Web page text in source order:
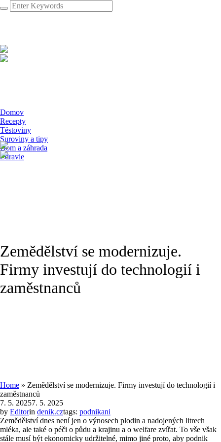
Domov
Recepty
Těstoviny
Suroviny a tipy
Dom a záhrada
Zdravie
Zemědělství se modernizuje.
Firmy investují do technologií i
zaměstnanců
Home » Zemědělství se modernizuje. Firmy investují do technologií i
zaměstnanců
7. 5. 20257. 5. 2025
by Editorin denik.cztags: podnikani
Zemědělství dnes není jen o výnosech plodin a nadojených litrech
mléka, ale také o péči o půdu a krajinu a o welfare zvířat. To vše však
stále musí být ekonomicky udržitelné, mimo jiné proto, aby podnik